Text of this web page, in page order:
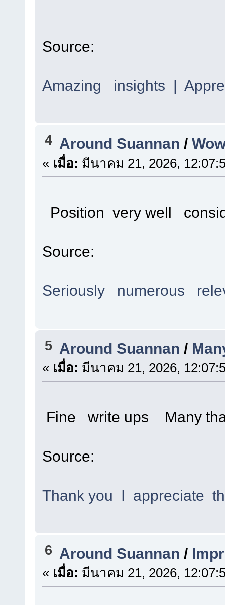
Source:
Amazing insights |
4 Around Suannan /
« เมื่อ: มีนาคม 21, 2026,
Position very well
Source:
Seriously numerous
5 Around Suannan /
« เมื่อ: มีนาคม 21, 2026,
Fine write ups Many
Source:
Thank you I appreciate
6 Around Suannan /
« เมื่อ: มีนาคม 21, 2026,